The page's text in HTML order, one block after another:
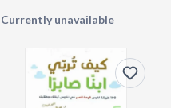
Currently unavailable